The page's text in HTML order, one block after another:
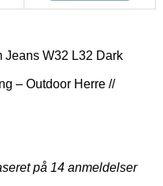
Jeans W32 L32 Dark
– Outdoor Herre //
på 14 anmeldelser